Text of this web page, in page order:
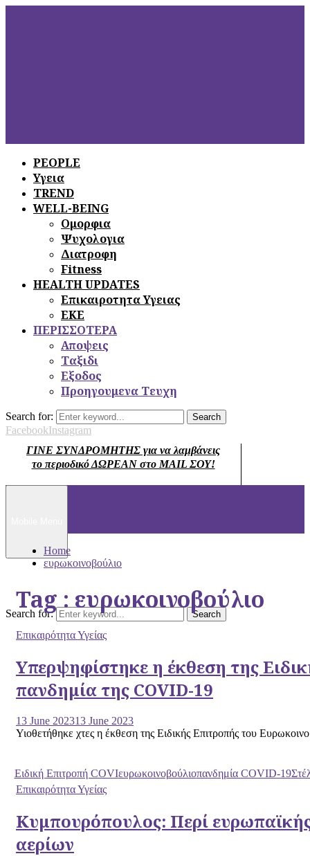
PEOPLE
Υγεια
TREND
WELL-BEING
Ομορφια
Ψυχολογια
Διατροφη
Fitness
HEALTH UPDATES
Επικαιροτητα Υγειας
ΕΚΕ
ΠΕΡΙΣΣΟΤΕΡΑ
Αποψεις
Ταξιδι
Εξοδος
Προηγουμενα Τευχη
Search for: Search
FacebookInstagram
ΓΙΝΕ ΣΥΝΔΡΟΜΗΤΗΣ για να λαμβάνεις
το περιοδικό ΔΩΡΕΑΝ στο MAIL ΣΟΥ!
Search for: Search
Home
ευρωκοινοβούλιο
Tag : ευρωκοινοβούλιο
Επικαιρότητα Υγείας
Υπερψηφίστηκε η έκθεση της
πανδημία της COVID-19
13 June 202313 June 2023
Υιοθετήθηκε χτες η έκθεση της Ειδικής Επιτροπής του
Ειδική Επιτροπή COVIευρωκοινοβούλιοπανδημία COVID-19
Επικαιρότητα Υγείας
Κυμπουρόπουλος: Περί
αερίων